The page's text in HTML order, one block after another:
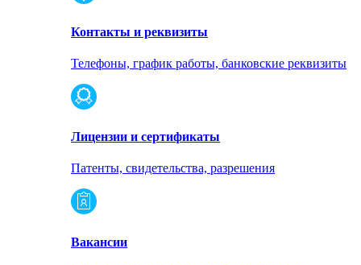
Контакты и реквизиты
Телефоны, график работы, банковские реквизиты
Лицензии и сертификаты
Патенты, свидетельства, разрешения
Вакансии